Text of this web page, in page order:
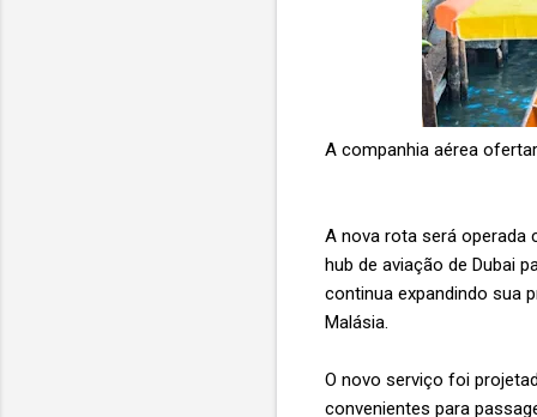
A companhia aérea
A nova rota será operada
hub de aviação de Dubai
continua expandindo sua
Malásia.
O novo serviço foi
convenientes para